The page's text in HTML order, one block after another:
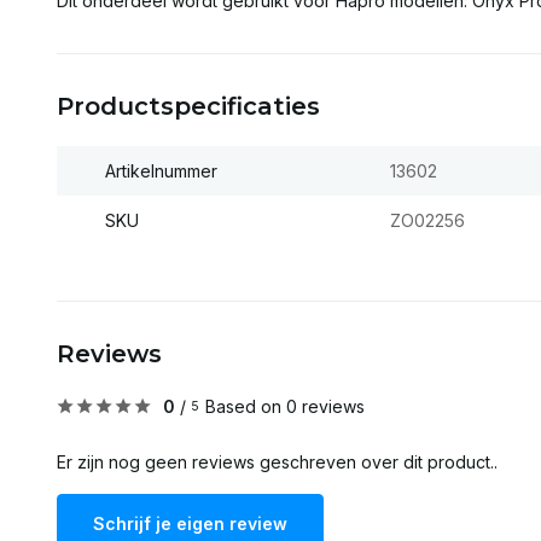
Productspecificaties
Artikelnummer 13602
SKU ZO02256
Reviews
0 / 5 Based on 0 reviews
Er zijn nog geen reviews geschreven over dit product..
Schrijf je eigen review